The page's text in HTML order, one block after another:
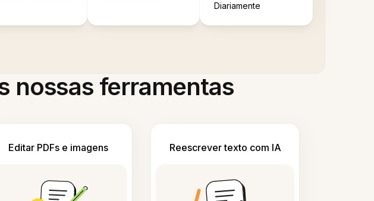
Diariamente
nossas ferramentas
Editar PDFs e imagens Reescrever texto com IA